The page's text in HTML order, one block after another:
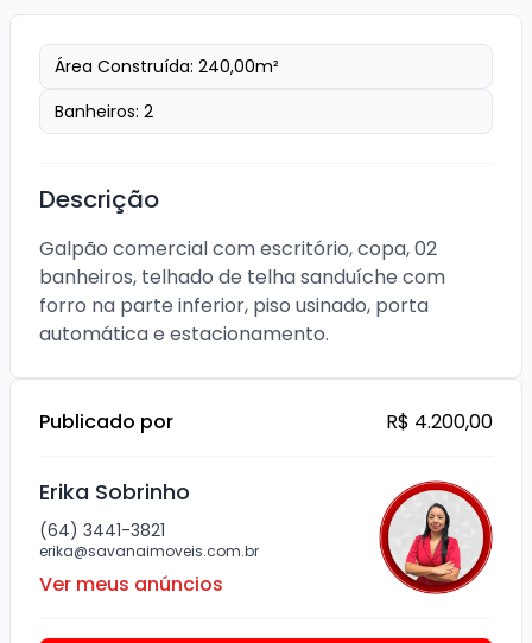
Área Construída: 240,00m²
Banheiros: 2
Descrição
Galpão comercial com escritório, copa, 02
banheiros, telhado de telha sanduíche com
forro na parte inferior, piso usinado, porta
Publicado por R$ 4.200,00
Erika Sobrinho
(64) 3441-3821
erika@savanaimoveis.com.br
Ver meus anúncios